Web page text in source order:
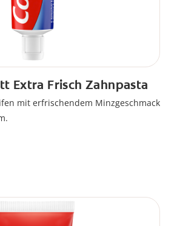
Extra Frisch Zahnpasta
mit erfrischendem Minzgeschmack